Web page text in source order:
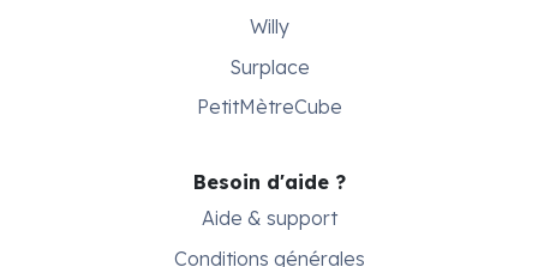
Willy
Surplace
PetitMètreCube
Besoin d'aide ?
Aide & support
Conditions générales